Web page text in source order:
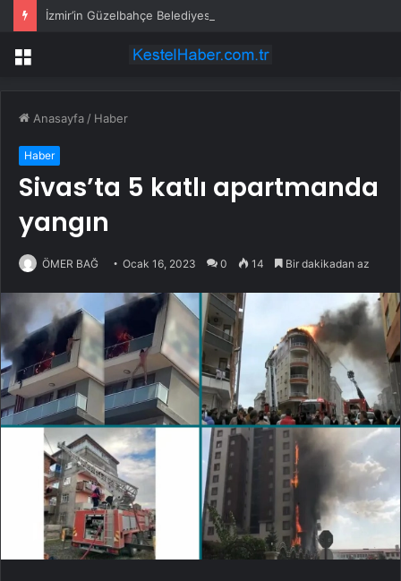
Menü
Anasayfa / Haber
Haber
Sivas’ta 5 katlı apartmanda
yangın
ÖMER BAĞ Ocak 16, 2023 0 14 Bir dakikadan az